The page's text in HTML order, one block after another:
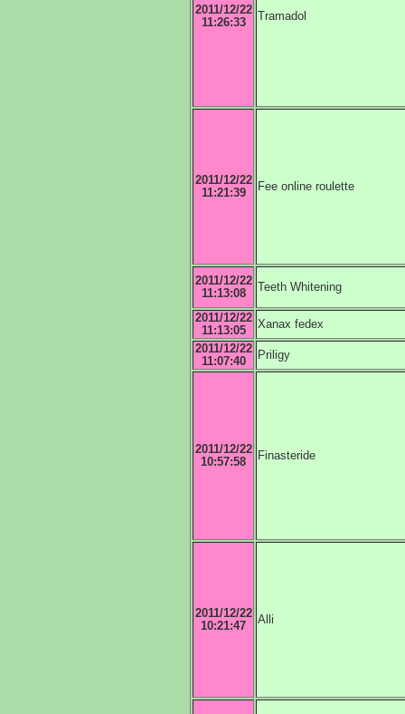
2011/12/22
11:26:33
Tramadol
2011/12/22
11:21:39
Fee online roulette
2011/12/22
11:13:08
Teeth Whitening
2011/12/22
11:13:05
Xanax fedex
2011/12/22
11:07:40
Priligy
2011/12/22
10:57:58
Finasteride
2011/12/22
10:21:47
Alli